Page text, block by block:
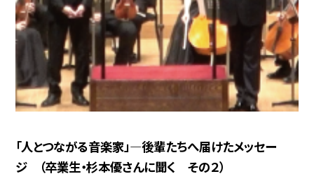
「人とつながる音楽家」―後輩たちへ届けたメッセー
ジ （卒業生・杉本優さんに聞く その２）